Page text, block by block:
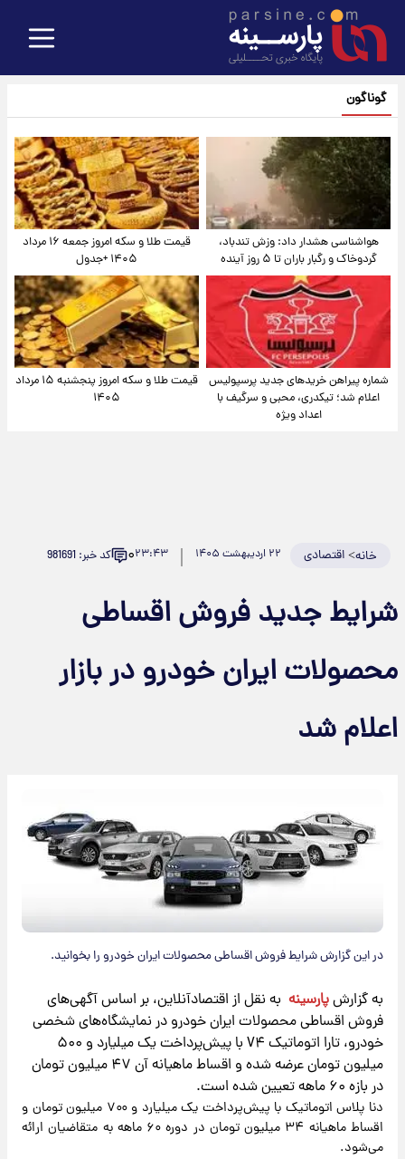
گوناگون
هواشناسی هشدار داد: وزش تندباد،
گردوخاک و رگبار باران تا ۵ روز آینده
قیمت طلا و سکه امروز جمعه ۱۶ مرداد
۱۴۰۵ +جدول
شماره پیراهن خریدهای جدید پرسپولیس
اعلام شد؛ تیکدری، محبی و سرگیف با
اعداد ویژه
قیمت طلا و سکه امروز پنجشنبه ۱۵ مرداد
۱۴۰۵
خانه>اقتصادی ۲۲ اردیبهشت ۱۴۰۵ ۲۳:۴۳۰ کد خبر: 981691
شرایط جدید فروش اقساطی
محصولات ایران خودرو در بازار
اعلام شد
در این گزارش شرایط فروش اقساطی محصولات ایران خودرو را بخوانید.
به گزارشپارسینه به نقل از اقتصادآنلاین، بر اساس آگهی‌های
فروش اقساطی محصولات ایران خودرو در نمایشگاه‌های شخصی
خودرو، تارا اتوماتیک V۴ با پیش‌پرداخت یک میلیارد و ۵۰۰
میلیون تومان عرضه شده و اقساط ماهیانه آن ۴۷ میلیون تومان
در بازه ۶۰ ماهه تعیین شده است.
دنا پلاس اتوماتیک با پیش‌پرداخت یک میلیارد و ۷۰۰ میلیون تومان و
اقساط ماهیانه ۳۴ میلیون تومان در دوره ۶۰ ماهه به متقاضیان ارائه
می‌شود.